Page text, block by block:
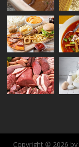
Copyright © 2026 by